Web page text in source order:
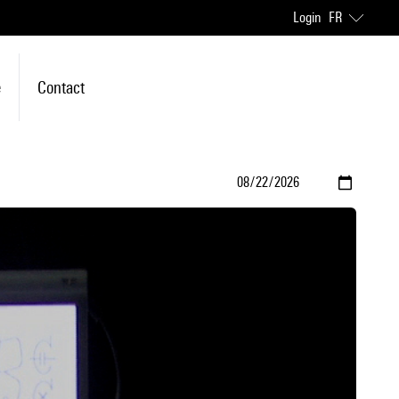
Login FR
Contact